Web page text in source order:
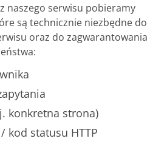
naszego serwisu pobieramy
są technicznie niezbędne do
oraz do zagwarantowania
konkretna strona)
kod statusu HTTP